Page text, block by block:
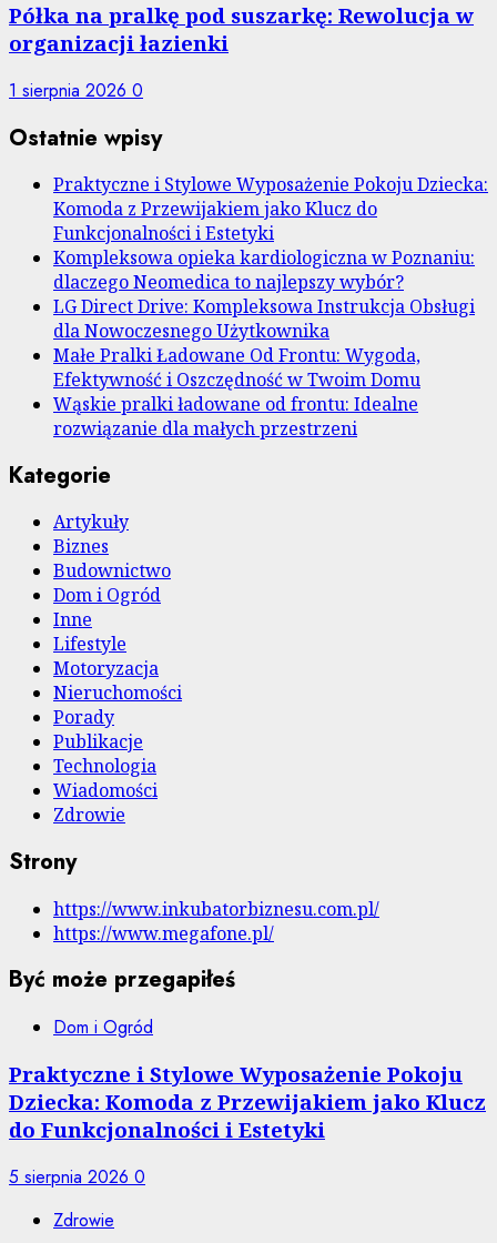
Półka na pralkę pod suszarkę: Rewolucja w
organizacji łazienki
1 sierpnia 2026 0
Ostatnie wpisy
Praktyczne i Stylowe Wyposażenie Pokoju Dziecka:
Komoda z Przewijakiem jako Klucz do
Funkcjonalności i Estetyki
Kompleksowa opieka kardiologiczna w Poznaniu:
dlaczego Neomedica to najlepszy wybór?
LG Direct Drive: Kompleksowa Instrukcja Obsługi
dla Nowoczesnego Użytkownika
Małe Pralki Ładowane Od Frontu: Wygoda,
Efektywność i Oszczędność w Twoim Domu
Wąskie pralki ładowane od frontu: Idealne
rozwiązanie dla małych przestrzeni
Kategorie
Artykuły
Biznes
Budownictwo
Dom i Ogród
Inne
Lifestyle
Motoryzacja
Nieruchomości
Porady
Publikacje
Technologia
Wiadomości
Zdrowie
Strony
https://www.inkubatorbiznesu.com.pl/
https://www.megafone.pl/
Być może przegapiłeś
Dom i Ogród
Praktyczne i Stylowe Wyposażenie Pokoju
Dziecka: Komoda z Przewijakiem jako Klucz
do Funkcjonalności i Estetyki
5 sierpnia 2026 0
Zdrowie